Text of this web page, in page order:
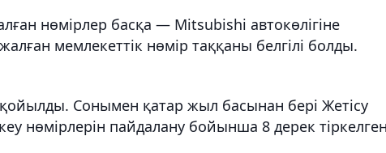
нөмірлер басқа — Mitsubishi автокөлігіне
мемлекеттік нөмір таққаны белгілі болды.
Сонымен қатар жыл басынан бері Жетісу
нөмірлерін пайдалану бойынша 8 дерек